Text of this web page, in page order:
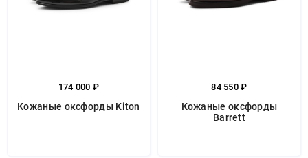
174 000 ₽
Кожаные оксфорды Kiton
84 550 ₽
Кожаные оксфорды
Barrett